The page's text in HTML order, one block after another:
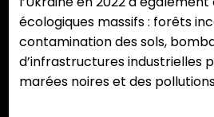
écologiques massifs : forêts
contamination des sols,
d’infrastructures industrielles
marées noires et des